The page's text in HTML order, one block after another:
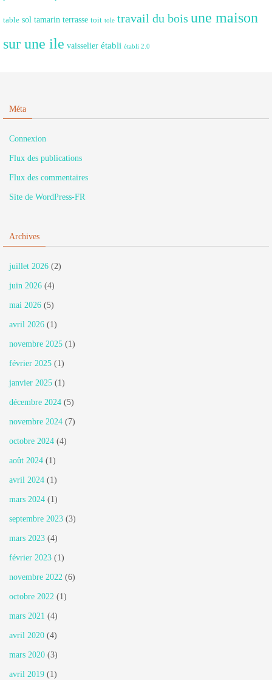
table sol tamarin terrasse toit tole travail du bois une maison
sur une ile vaisselier établi établi 2.0
Méta
Connexion
Flux des publications
Flux des commentaires
Site de WordPress-FR
Archives
juillet 2026 (2)
juin 2026 (4)
mai 2026 (5)
avril 2026 (1)
novembre 2025 (1)
février 2025 (1)
janvier 2025 (1)
décembre 2024 (5)
novembre 2024 (7)
octobre 2024 (4)
août 2024 (1)
avril 2024 (1)
mars 2024 (1)
septembre 2023 (3)
mars 2023 (4)
février 2023 (1)
novembre 2022 (6)
octobre 2022 (1)
mars 2021 (4)
avril 2020 (4)
mars 2020 (3)
avril 2019 (1)